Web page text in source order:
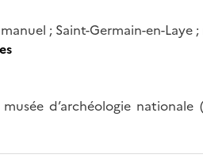
; Saint-Germain-en-Laye
musée d’archéologie